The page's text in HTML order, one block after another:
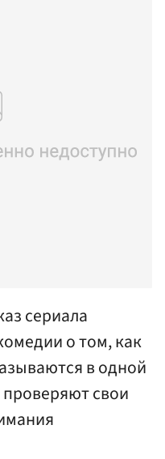
сериала
о том, как
в одной
проверяют свои